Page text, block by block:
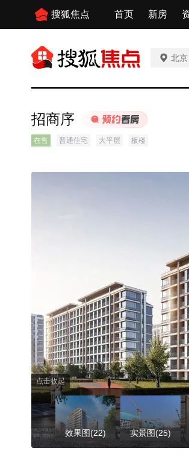
搜狐焦点 首页 新房
北京
招商序
在售 普通住宅 大平层 板楼
点击收起
效果图(22) 实景图(25)